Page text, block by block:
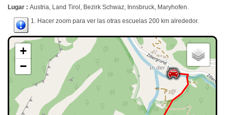
Lugar : Austria, Land Tirol, Bezirk Schwaz, Innsbruck, Maryhofen.
1. Hacer zoom para ver las otras escuelas 200 km alrededor.
+
−